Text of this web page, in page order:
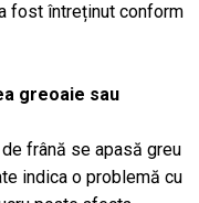
fost întreținut conform
greoaie sau
frână se apasă greu
indica o problemă cu